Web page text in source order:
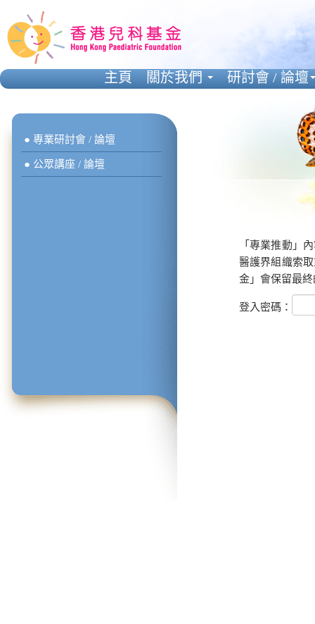
● 專業研討會 / 論壇
● 公眾講座 / 論壇
「專業推動」
醫護界組織索
金」會保留最
登入密碼：
主頁 關於我們 研討會 / 論壇